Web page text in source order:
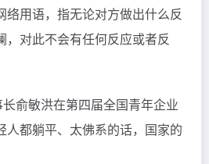
络用语，指无论对方做出什么反
，对此不会有任何反应或者反
俞敏洪在第四届全国青年企业
人都躺平、太佛系的话，国家的